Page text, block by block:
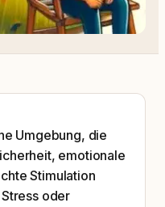
Umgebung, die
emotionale
Stimulation
oder